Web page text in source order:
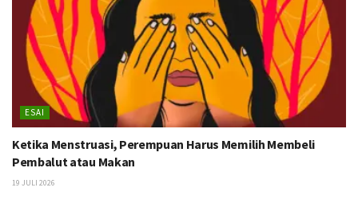
ESAI
Ketika Menstruasi, Perempuan Harus Memilih Membeli
Pembalut atau Makan
19 JULI 2026